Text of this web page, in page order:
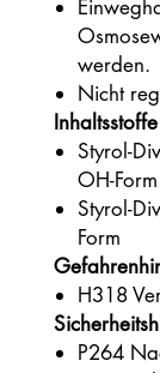
werden.
Nicht
Inhaltsstoffe
Styrol-
OH-Form
Styrol-
Form
H318
P264